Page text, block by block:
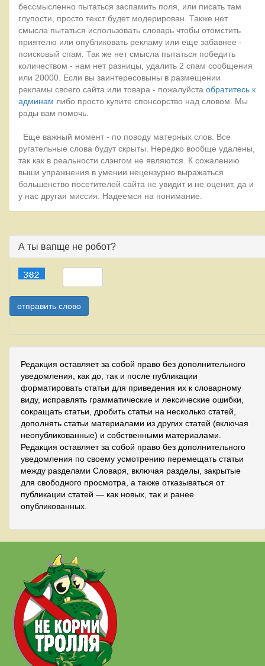
бессмысленно пытаться заспамить поля, или писать там
глупости, просто текст будет модерирован. Также нет
смысла пытаться использовать словарь чтобы отомстить
приятелю или опубликовать рекламу или еще забавнее -
поисковый спам. Так же нет смысла пытаться победить
количеством - нам нет разницы, удалить 2 спам сообщения
или 20000. Если вы заинтересовыны в размещении
рекламы своего сайта или товара - пожалуйста обратитесь к
админам либо просто купите спонсорство над словом. Мы
рады вам помочь.
Еще важный момент - по поводу матерных слов. Все
ругательные слова будут скрыты. Нередко вообще удалены,
так как в реальности слэнгом не являются. К сожалению
выши упражнения в умении нецензурно выражаться
большенство посетителей сайта не увидит и не оценит, да и
у нас другая миссия. Надеемся на понимание.
А ты вапще не робот?
Редакция оставляет за собой право без дополнительного
уведомления, как до, так и после публикации
форматировать статьи для приведения их к словарному
виду, исправлять грамматические и лексические ошибки,
сокращать статьи, дробить статьи на несколько статей,
дополнять статьи материалами из других статей (включая
неопубликованные) и собственными материалами.
Редакция оставляет за собой право без дополнительного
уведомления по своему усмотрению перемещать статьи
между разделами Словаря, включая разделы, закрытые
для свободного просмотра, а также отказываться от
публикации статей — как новых, так и ранее
опубликованных.